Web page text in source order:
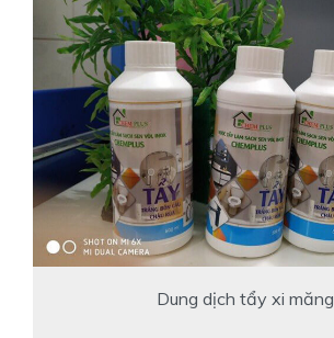
Dung dịch tẩy xi măng